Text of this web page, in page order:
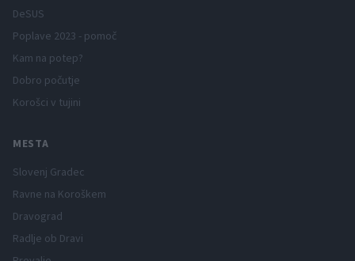
DeSUS
Poplave 2023 - pomoč
Kam na potep?
Dobro počutje
Korošci v tujini
MESTA
Slovenj Gradec
Ravne na Koroškem
Dravograd
Radlje ob Dravi